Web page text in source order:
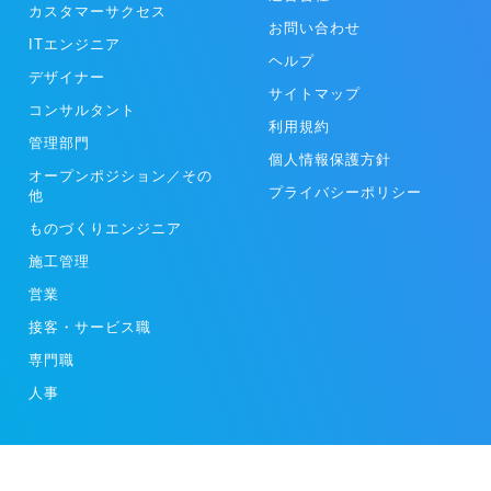
カスタマーサクセス
ITエンジニア
デザイナー
コンサルタント
管理部門
オープンポジション／その
他
ものづくりエンジニア
施工管理
営業
接客・サービス職
専門職
人事
お問い合わせ
ヘルプ
サイトマップ
利用規約
個人情報保護方針
プライバシーポリシー